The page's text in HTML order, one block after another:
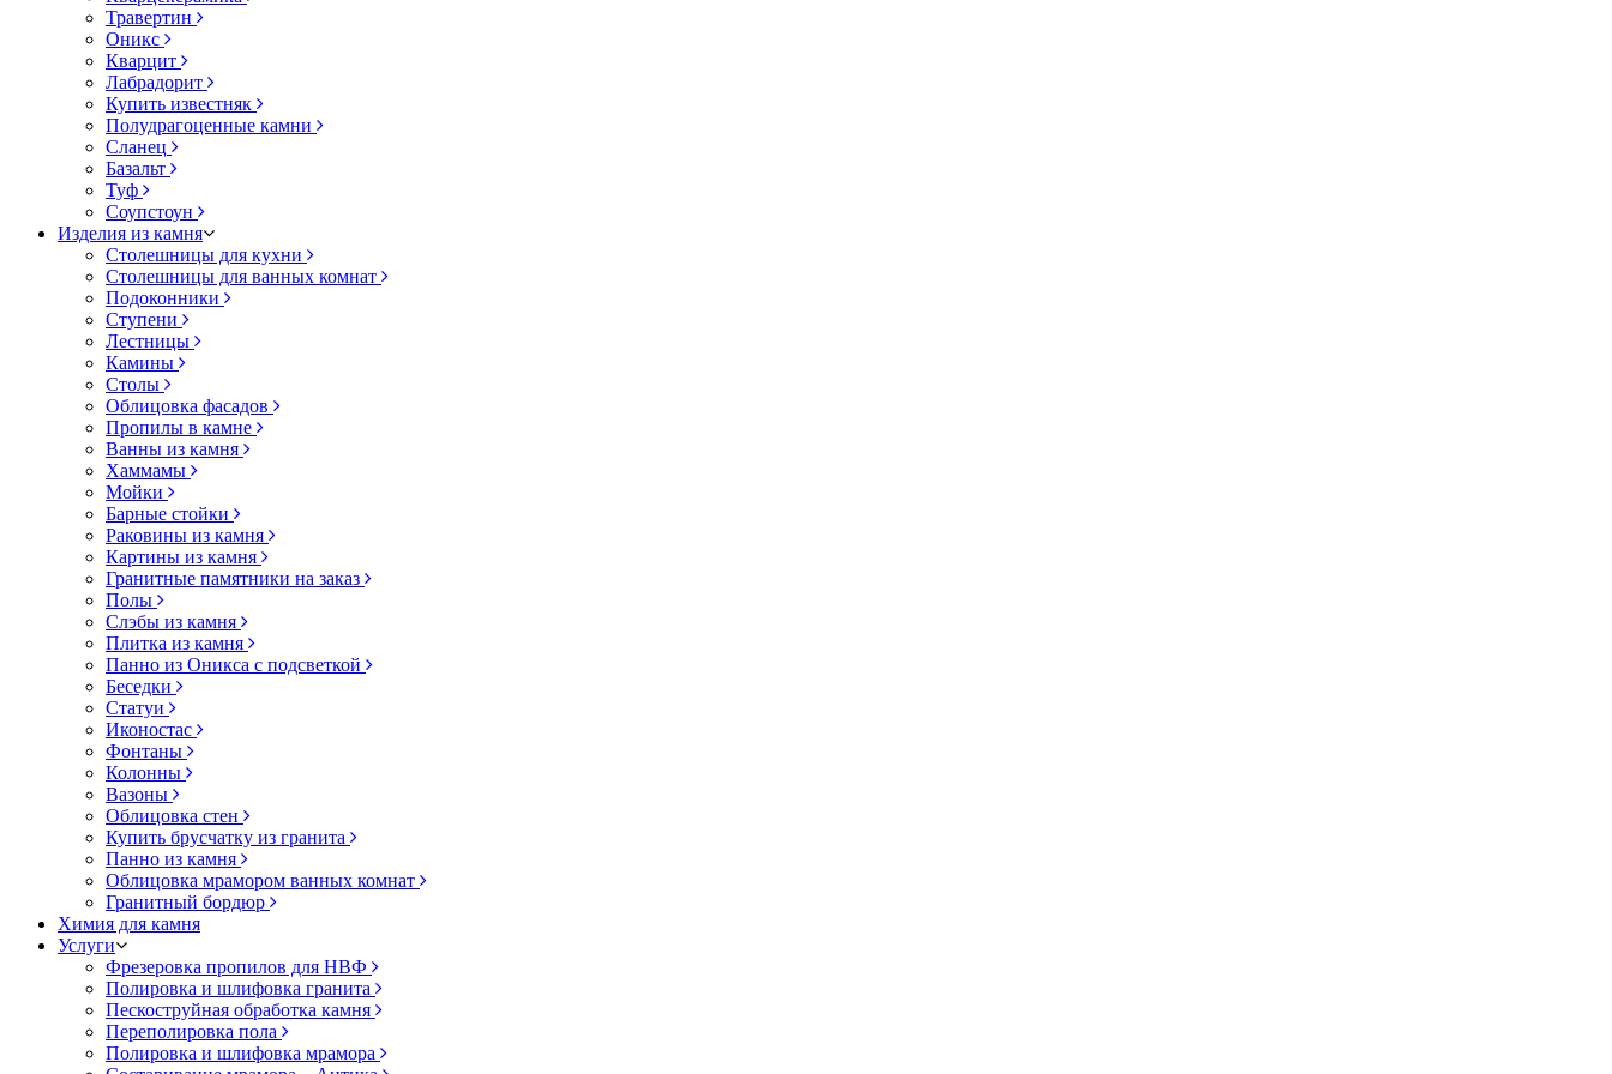
Травертин
Оникс
Кварцит
Лабрадорит
Купить известняк
Полудрагоценные камни
Сланец
Базальт
Туф
Соупстоун
Изделия из камня
Столешницы для кухни
Столешницы для ванных комнат
Подоконники
Ступени
Лестницы
Камины
Столы
Облицовка фасадов
Пропилы в камне
Ванны из камня
Хаммамы
Мойки
Барные стойки
Раковины из камня
Картины из камня
Гранитные памятники на заказ
Полы
Слэбы из камня
Плитка из камня
Панно из Оникса с подсветкой
Беседки
Статуи
Иконостас
Фонтаны
Колонны
Вазоны
Облицовка стен
Купить брусчатку из гранита
Панно из камня
Облицовка мрамором ванных комнат
Гранитный бордюр
Химия для камня
Услуги
Фрезеровка пропилов для НВФ
Полировка и шлифовка гранита
Пескоструйная обработка камня
Переполировка пола
Полировка и шлифовка мрамора